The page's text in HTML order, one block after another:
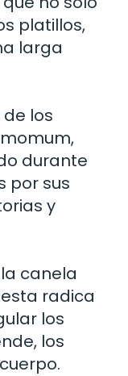
platillos,
larga
los
durante
por sus
y
canela
radica
los
los